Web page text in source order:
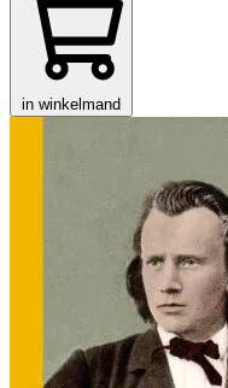
in winkelmand